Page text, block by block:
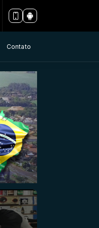
Contato